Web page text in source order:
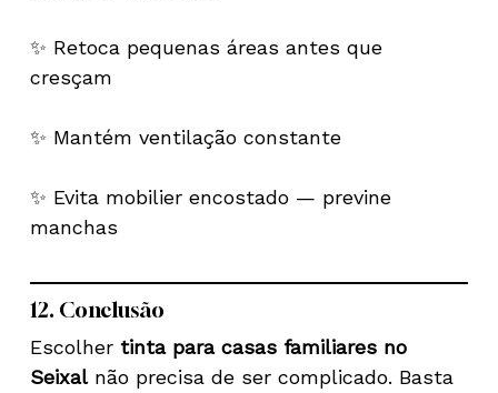
✨ Retoca pequenas áreas antes que
cresçam
✨ Mantém ventilação constante
✨ Evita mobilier encostado — previne
manchas
12. Conclusão
Escolher tinta para casas familiares no
Seixalnão precisa de ser complicado. Basta